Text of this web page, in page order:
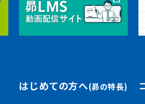
はじめての方へ(昴の特長)